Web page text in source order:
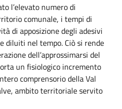
l’elevato numero di
comunale, i tempi di
di apposizione degli adesivi
diluiti nel tempo. Ciò si rende
dell’approssimarsi del
un fisiologico incremento
comprensorio della Val
ambito territoriale servito